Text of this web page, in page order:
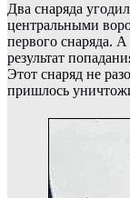
Два снаряда
центральными
первого снаряда.
результат
Этот снаряд не
пришлось